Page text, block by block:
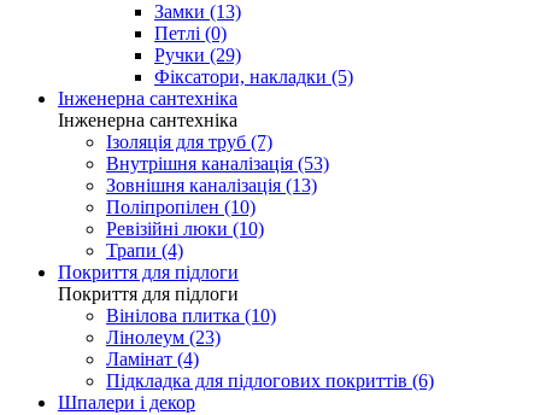
Замки (13)
Петлі (0)
Ручки (29)
Фіксатори, накладки (5)
Інженерна сантехніка
Інженерна сантехніка
Ізоляція для труб (7)
Внутрішня каналізація (53)
Зовнішня каналізація (13)
Поліпропілен (10)
Ревізійні люки (10)
Трапи (4)
Покриття для підлоги
Покриття для підлоги
Вінілова плитка (10)
Лінолеум (23)
Ламінат (4)
Підкладка для підлогових покриттів (6)
Шпалери і декор